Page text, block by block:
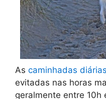
As caminhadas diárias
evitadas nas horas
geralmente entre 10h